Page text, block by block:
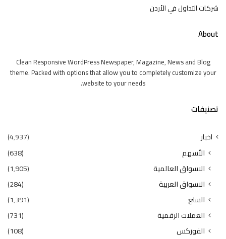
شركات التداول في الأردن
About
Clean Responsive WordPress Newspaper, Magazine, News and Blog
theme. Packed with options that allow you to completely customize your
website to your needs.
تصنيفات
اخبار (4٬937)
الأسهم
(638)
الاسواق العالمية
(1٬905)
الاسواق العربية
(284)
السلع
(1٬391)
العملات الرقمية
(731)
الفوركس
(108)